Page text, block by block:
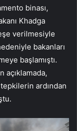
binası,
Khadga
verilmesiyle
bakanları
başlamıştı.
açıklamada,
ardından